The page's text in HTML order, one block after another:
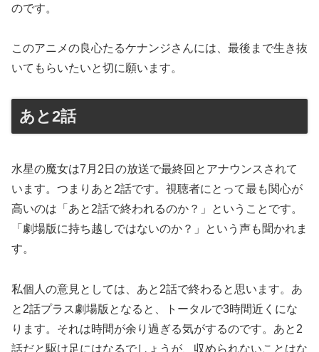
のです。
このアニメの良心たるケナンジさんには、最後まで生き抜
いてもらいたいと切に願います。
あと2話
水星の魔女は7月2日の放送で最終回とアナウンスされて
います。つまりあと2話です。視聴者にとって最も関心が
高いのは「あと2話で終われるのか？」ということです。
「劇場版に持ち越しではないのか？」という声も聞かれま
す。
私個人の意見としては、あと2話で終わると思います。あ
と2話プラス劇場版となると、トータルで3時間近くにな
ります。それは時間が余り過ぎる気がするのです。あと2
話だと駆け足にはなるでしょうが、収められないことはな